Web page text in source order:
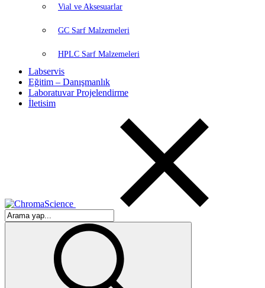
Vial ve Aksesuarlar
GC Sarf Malzemeleri
HPLC Sarf Malzemeleri
Labservis
Eğitim – Danışmanlık
Laboratuvar Projelendirme
İletisim